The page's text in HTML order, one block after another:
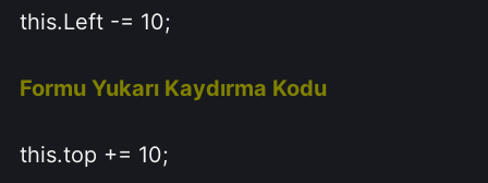
this.Left -= 10;
Formu Yukarı Kaydırma Kodu
this.top += 10;